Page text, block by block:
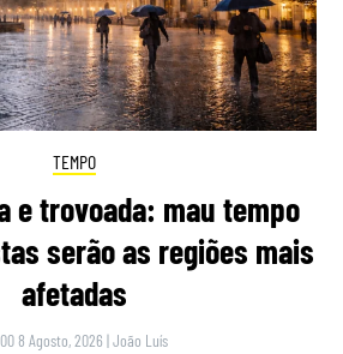
TEMPO
e trovoada: mau tempo
serão as regiões mais
afetadas
8 Agosto, 2026 |João Luís